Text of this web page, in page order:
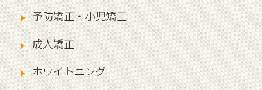
予防矯正・小児矯正
成人矯正
ホワイトニング